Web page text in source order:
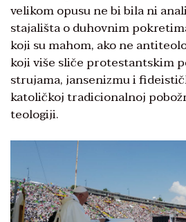
velikom opusu ne bi bila ni
stajališta o duhovnim
koji su mahom, ako ne
koji više sliče protestantskim
strujama, jansenizmu i
katoličkoj tradicionalnoj
teologiji.